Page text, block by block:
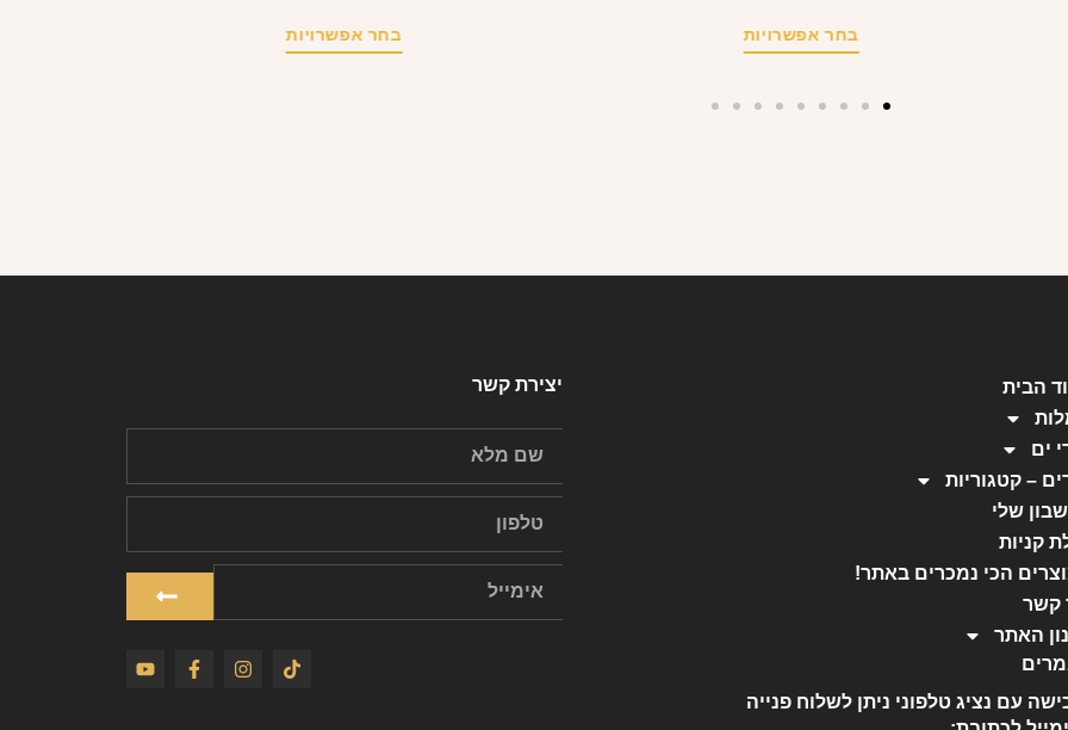
בחר אפשרויות בחר אפשרויות
הבית
ים
– קטגוריות
שלי
קניות
הכי נמכרים באתר!
קשר
האתר
עם נציג טלפוני ניתן לשלוח פנייה
יצירת קשר